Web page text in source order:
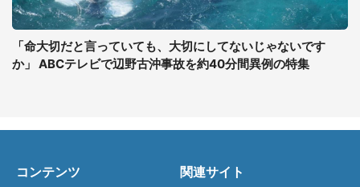
「命大切だと言っていても、大切にしてないじゃないです
か」 ABCテレビで辺野古沖事故を約40分間異例の特集
コンテンツ 関連サイト